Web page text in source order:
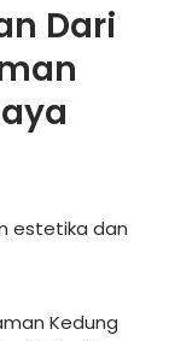
Dari
estetika dan
Kedung